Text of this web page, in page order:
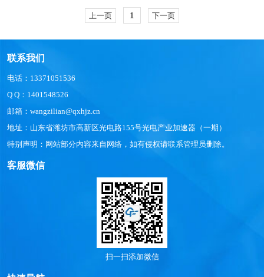
上一页 1 下一页
联系我们
电话：13371051536
Q Q：1401548526
邮箱：wangzilian@qxhjz.cn
地址：山东省潍坊市高新区光电路155号光电产业加速器（一期）
特别声明：网站部分内容来自网络，如有侵权请联系管理员删除。
客服微信
扫一扫添加微信